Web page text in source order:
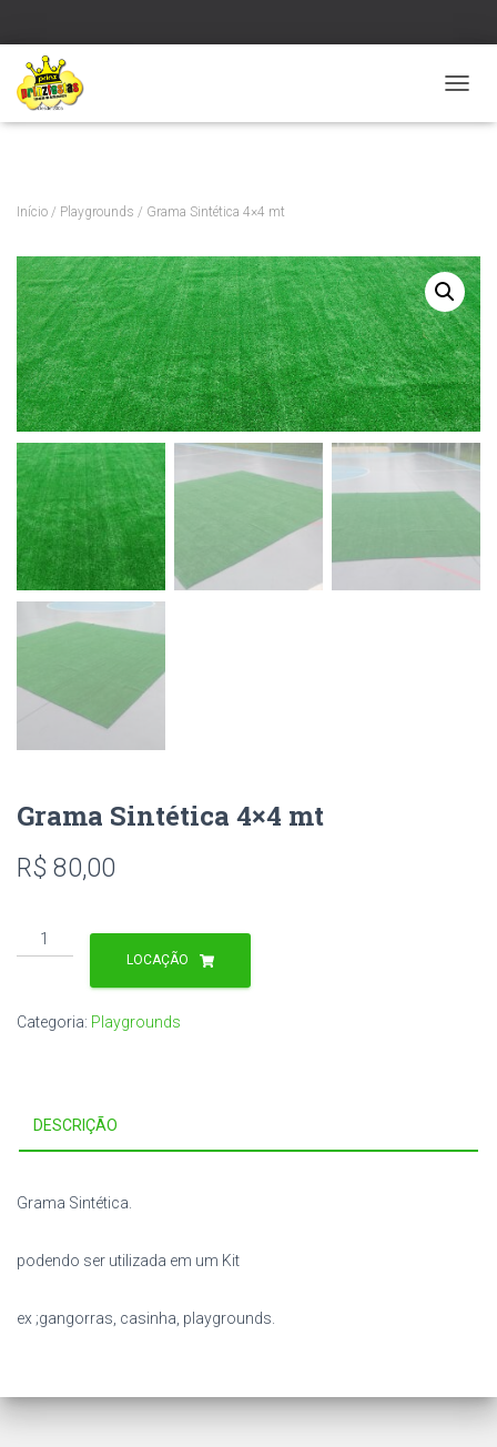
L
N
A
V
E
G
A
Ç
Ã
Verificar
Início / Playgrounds / Grama Sintética 4×4 mt
Grama Sintética 4×4 mt
R$ 80,00
Grama
Sintética
quantidade
LOCAÇÃO
Categoria: Playgrounds
DESCRIÇÃO
Grama Sintética.
podendo ser utilizada em um Kit
ex ;gangorras, casinha, playgrounds.